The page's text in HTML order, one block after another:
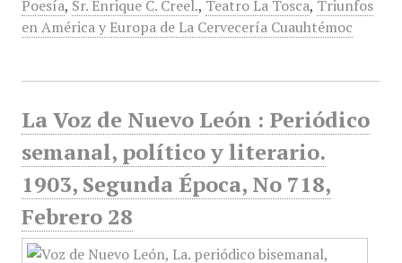
Poesía, Sr. Enrique C. Creel., Teatro La Tosca, Triunfos
en América y Europa de La Cervecería Cuauhtémoc
La Voz de Nuevo León : Periódico
semanal, político y literario.
1903, Segunda Época, No 718,
Febrero 28